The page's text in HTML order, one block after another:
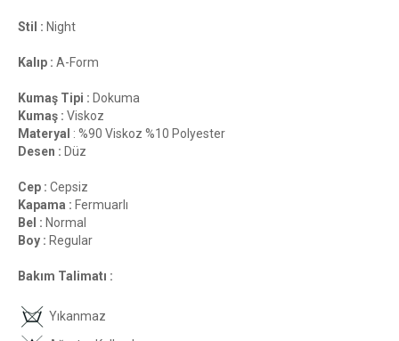
Stil : Night
Kalıp : A-Form
Kumaş Tipi : Dokuma
Kumaş : Viskoz
Materyal : %90 Viskoz %10 Polyester
Desen : Düz
Cep : Cepsiz
Kapama : Fermuarlı
Bel : Normal
Boy : Regular
Bakım Talimatı :
Yıkanmaz